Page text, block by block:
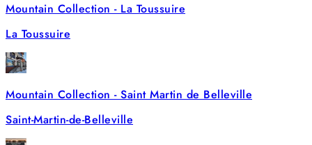
Mountain Collection - La Toussuire
La Toussuire
Mountain Collection - Saint Martin de Belleville
Saint-Martin-de-Belleville